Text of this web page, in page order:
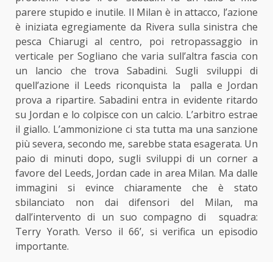
parere stupido e inutile. Il Milan è in attacco, l’azione
è iniziata egregiamente da Rivera sulla sinistra che
pesca Chiarugi al centro, poi retropassaggio in
verticale per Sogliano che varia sull’altra fascia con
un lancio che trova Sabadini. Sugli sviluppi di
quell’azione il Leeds riconquista la palla e Jordan
prova a ripartire. Sabadini entra in evidente ritardo
su Jordan e lo colpisce con un calcio. L’arbitro estrae
il giallo. L’ammonizione ci sta tutta ma una sanzione
più severa, secondo me, sarebbe stata esagerata. Un
paio di minuti dopo, sugli sviluppi di un corner a
favore del Leeds, Jordan cade in area Milan. Ma dalle
immagini si evince chiaramente che è stato
sbilanciato non dai difensori del Milan, ma
dall’intervento di un suo compagno di squadra:
Terry Yorath. Verso il 66’, si verifica un episodio
importante.